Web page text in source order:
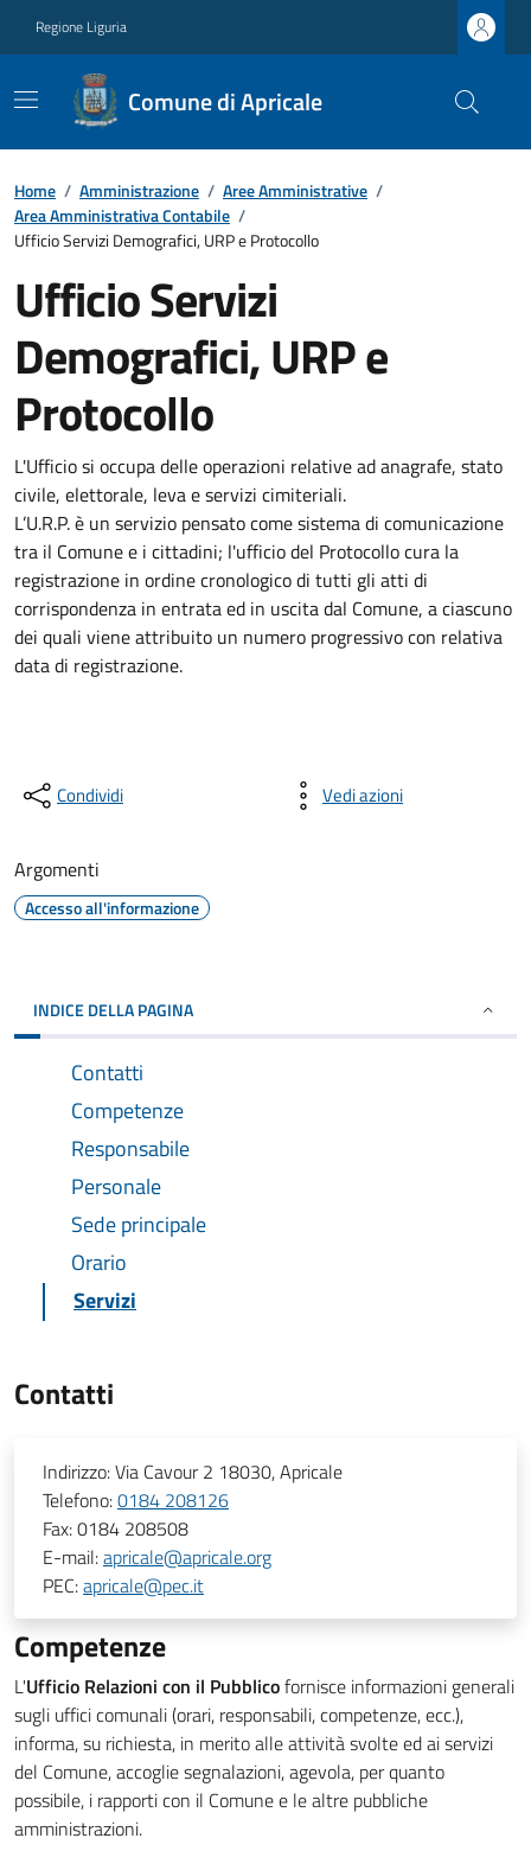
Regione Liguria
Comune di Apricale
Home / Amministrazione / Aree Amministrative /
Area Amministrativa Contabile /
Ufficio Servizi Demografici, URP e Protocollo
Ufficio Servizi
Demografici, URP e
Protocollo
L'Ufficio si occupa delle operazioni relative ad anagrafe, stato
civile, elettorale, leva e servizi cimiteriali.
L’U.R.P. è un servizio pensato come sistema di comunicazione
tra il Comune e i cittadini; l'ufficio del Protocollo cura la
registrazione in ordine cronologico di tutti gli atti di
corrispondenza in entrata ed in uscita dal Comune, a ciascuno
dei quali viene attribuito un numero progressivo con relativa
data di registrazione.
Condividi Vedi azioni
Argomenti
Accesso all'informazione
INDICE DELLA PAGINA
Contatti
Competenze
Responsabile
Personale
Sede principale
Orario
Servizi
Contatti
Indirizzo:Via Cavour 2 18030, Apricale
Telefono:0184 208126
Fax:0184 208508
E-mail:apricale@apricale.org
PEC:apricale@pec.it
Competenze
L'Ufficio Relazioni con il Pubblicofornisce informazioni generali
sugli uffici comunali (orari, responsabili, competenze, ecc.),
informa, su richiesta, in merito alle attività svolte ed ai servizi
del Comune, accoglie segnalazioni, agevola, per quanto
possibile, i rapporti con il Comune e le altre pubbliche
amministrazioni.